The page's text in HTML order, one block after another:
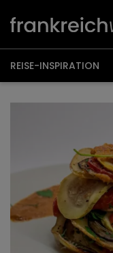
Inhalt
REISE-INSPIRATION